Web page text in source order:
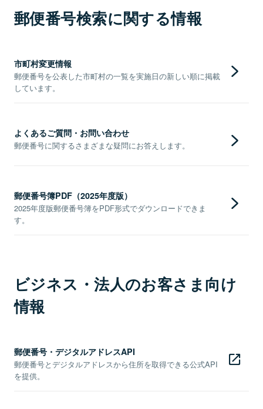
郵便番号検索に関する情報
市町村変更情報
郵便番号を公表した市町村の一覧を実施日の新しい順に掲載
しています。
よくあるご質問・お問い合わせ
郵便番号に関するさまざまな疑問にお答えします。
郵便番号簿PDF（2025年度版）
2025年度版郵便番号簿をPDF形式でダウンロードできま
す。
ビジネス・法人のお客さま向け
情報
郵便番号・デジタルアドレスAPI
郵便番号とデジタルアドレスから住所を取得できる公式API
を提供。